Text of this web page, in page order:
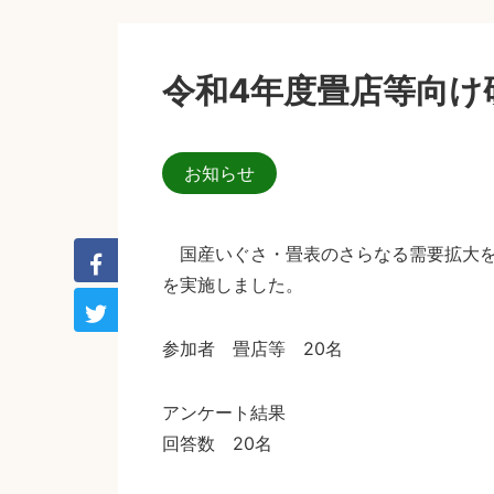
令和4年度畳店等向
お知らせ
国産いぐさ・畳表のさらなる需要拡大
を実施しました。
参加者 畳店等 20名
アンケート結果
回答数 20名